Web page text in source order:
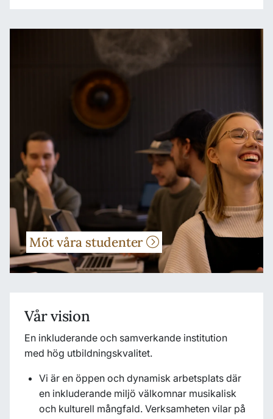
Möt våra studenter
Vår vision
En inkluderande och samverkande institution
med hög utbildningskvalitet.
Vi är en öppen och dynamisk arbetsplats där
en inkluderande miljö välkomnar musikalisk
och kulturell mångfald. Verksamheten vilar på